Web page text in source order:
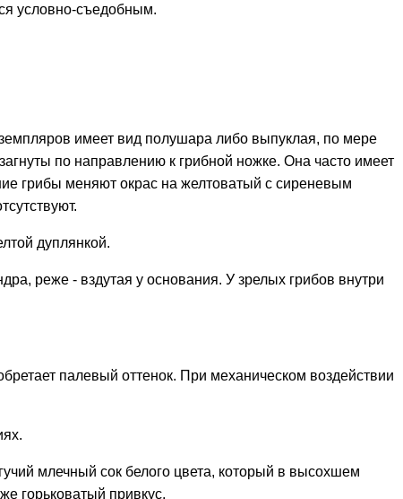
условно-съедобным.
имеет вид полушара либо выпуклая, по мере
по направлению к грибной ножке. Она часто имеет
грибы меняют окрас на желтоватый с сиреневым
дуплянкой.
реже - вздутая у основания. У зрелых грибов внутри
палевый оттенок. При механическом воздействии
млечный сок белого цвета, который в высохшем
горьковатый привкус.